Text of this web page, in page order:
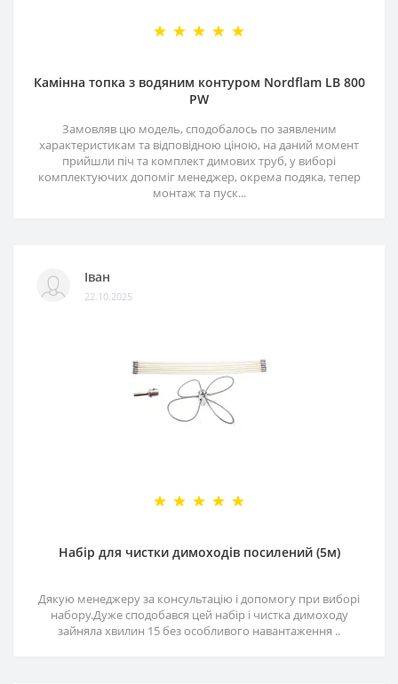
Камінна топка з водяним контуром Nordflam LB 800
PW
Замовляв цю модель, сподобалось по заявленим
характеристикам та відповідною ціною, на даний момент
прийшли піч та комплект димових труб, у виборі
комплектуючих допоміг менеджер, окрема подяка, тепер
монтаж та пуск...
Іван
22.10.2025
Набір для чистки димоходів посилений (5м)
Дякую менеджеру за консультацію і допомогу при виборі
набору.Дуже сподобався цей набір і чистка димоходу
зайняла хвилин 15 без особливого навантаження ..